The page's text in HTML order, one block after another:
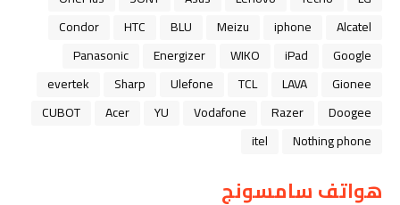
Alcatel
iphone
Meizu
BLU
HTC
Condor
Google
iPad
WIKO
Energizer
Panasonic
Gionee
LAVA
TCL
Ulefone
Sharp
evertek
Doogee
Razer
Vodafone
YU
Acer
CUBOT
Nothing phone
itel
هواتف سامسونج